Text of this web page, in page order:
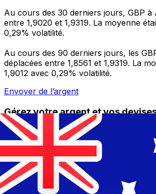
Au cours des 30 derniers jours, GBP à
entre 1,9020 et 1,9319. La moyenne
0,29% volatilité.
Au cours des 90 derniers jours, les
déplacées entre 1,8561 et 1,9319. La
1,9012 avec 0,29% volatilité.
Envoyer de l’argent
Gérez votre argent et vos
êtes en déplacement
L'application Xe réunit toutes les
nécessaires pour vos transferts
et la gestion de vos devises.
programmez des alertes de taux et
l'argent à l'étranger sans frais cachés.